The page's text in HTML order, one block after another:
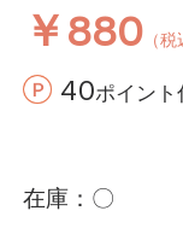
￥880 （税
40ポイント
在庫 〇